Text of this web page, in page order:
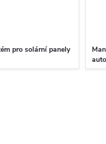
pro solární panely